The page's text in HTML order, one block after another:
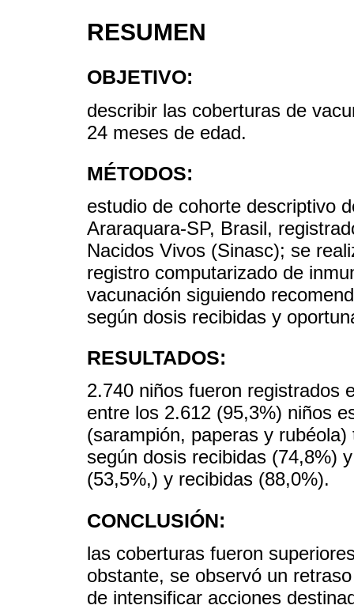
RESUMEN
OBJETIVO:
describir las coberturas de
24 meses de edad.
MÉTODOS:
estudio de cohorte descriptivo
Araraquara-SP, Brasil,
Nacidos Vivos (Sinasc); se
registro computarizado de
vacunación siguiendo
según dosis recibidas y
RESULTADOS:
2.740 niños fueron registrados
entre los 2.612 (95,3%) niños
(sarampión, paperas y
según dosis recibidas (74,8%)
(53,5%,) y recibidas (88,0%).
CONCLUSIÓN:
las coberturas fueron
obstante, se observó un
de intensificar acciones